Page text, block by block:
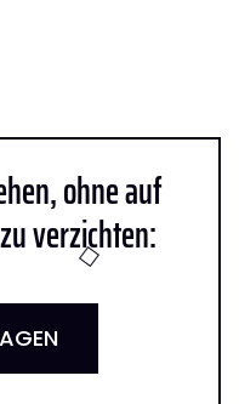
ohne auf
verzichten: